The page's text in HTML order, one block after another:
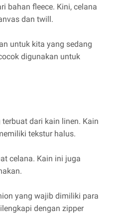
bahan fleece. Kini, celana
dan twill.
untuk kita yang sedang
digunakan untuk
dari kain linen. Kain
tekstur halus.
celana. Kain ini juga
yang wajib dimiliki para
dengan zipper